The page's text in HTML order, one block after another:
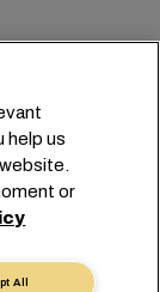
utilizzo
help us
or
All